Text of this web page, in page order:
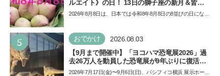
ルエイト》の日！ 13日の獅子座の新月＆皆既
日食の影響にも注目
2026年8月8日は、日本では令和8年8月8日の8並びの日になり
て…
5 おでかけ 2026.08.03
【9月まで開催中】「ヨコハマ恐竜展2026」過
去26万人を動員した恐竜展が9年ぶりに復活！
夏休みのおでかけで楽しむポイントを完全ガイ
2026年7月17日(金)〜9月6日(日)、パシフィコ横浜 展示ホール